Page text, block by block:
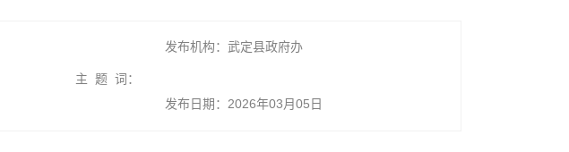
发布机构：武定县政府办
主 题 词：
发布日期：2026年03月05日